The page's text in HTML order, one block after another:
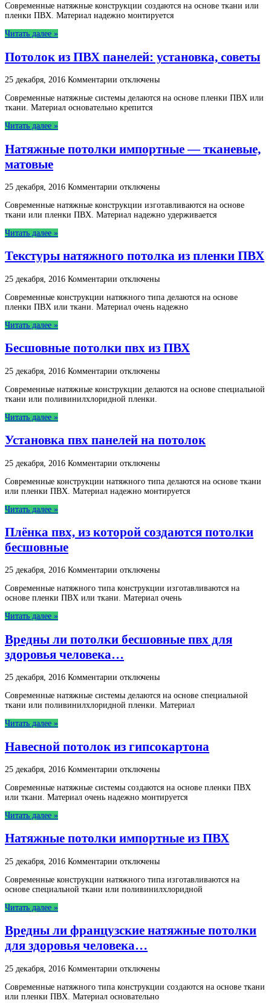
Натяжные
потолки
Современные натяжные конструкции создаются на основе ткани или
пленки ПВХ. Материал надежно монтируется
Читать далее »
Потолок из ПВХ панелей: установка, советы
25 декабря, 2016 Комментарии к
Потолок
из
советы
отключены
Современные натяжные системы делаются на основе пленки ПВХ или
ткани. Материал основательно крепится
Читать далее »
Натяжные потолки импортные — тканевые,
матовые
25 декабря, 2016 Комментарии к
Натяжные
потолки
матовые
отключены
Современные натяжные конструкции изготавливаются на основе
ткани или пленки ПВХ. Материал надежно удерживается
Читать далее »
Текстуры натяжного потолка из пленки ПВХ
25 декабря, 2016 Комментарии к
Текстуры
натяжного
ПВХ
отключены
Современные конструкции натяжного типа делаются на основе
пленки ПВХ или ткани. Материал очень надежно
Читать далее »
Бесшовные потолки пвх из ПВХ
25 декабря, 2016 Комментарии к
Бесшовные
потолки
отключены
Современные натяжные конструкции делаются на основе специальной
ткани или поливинилхлоридной пленки.
Читать далее »
Установка пвх панелей на потолок
25 декабря, 2016 Комментарии к
Установка
пвх
отключены
Современные конструкции натяжного типа делаются на основе ткани
или пленки ПВХ. Материал надежно монтируется
Читать далее »
Плёнка пвх, из которой создаются потолки
бесшовные
25 декабря, 2016 Комментарии к
Плёнка
пвх,
потолки
бесшовные
отключены
Современные натяжного типа конструкции изготавливаются на
основе пленки ПВХ или ткани. Материал очень
Читать далее »
Вредны ли потолки бесшовные пвх для
здоровья человека…
25 декабря, 2016 Комментарии к
Вредны
ли
для
здоровья
отключены
Современные натяжные системы делаются на основе специальной
ткани или поливинилхлоридной пленки. Материал
Читать далее »
Навесной потолок из гипсокартона
25 декабря, 2016 Комментарии к
Навесной
потолок
отключены
Современные натяжные системы создаются на основе пленки ПВХ
или ткани. Материал очень надежно монтируется
Читать далее »
Натяжные потолки импортные из ПВХ
25 декабря, 2016 Комментарии к
Натяжные
потолки
отключены
Современные конструкции натяжного типа изготавливаются на
основе специальной ткани или поливинилхлоридной
Читать далее »
Вредны ли французские натяжные потолки
для здоровья человека…
25 декабря, 2016 Комментарии к
Вредны
ли
отключены
Современные натяжного типа конструкции создаются на основе ткани
или пленки ПВХ. Материал основательно